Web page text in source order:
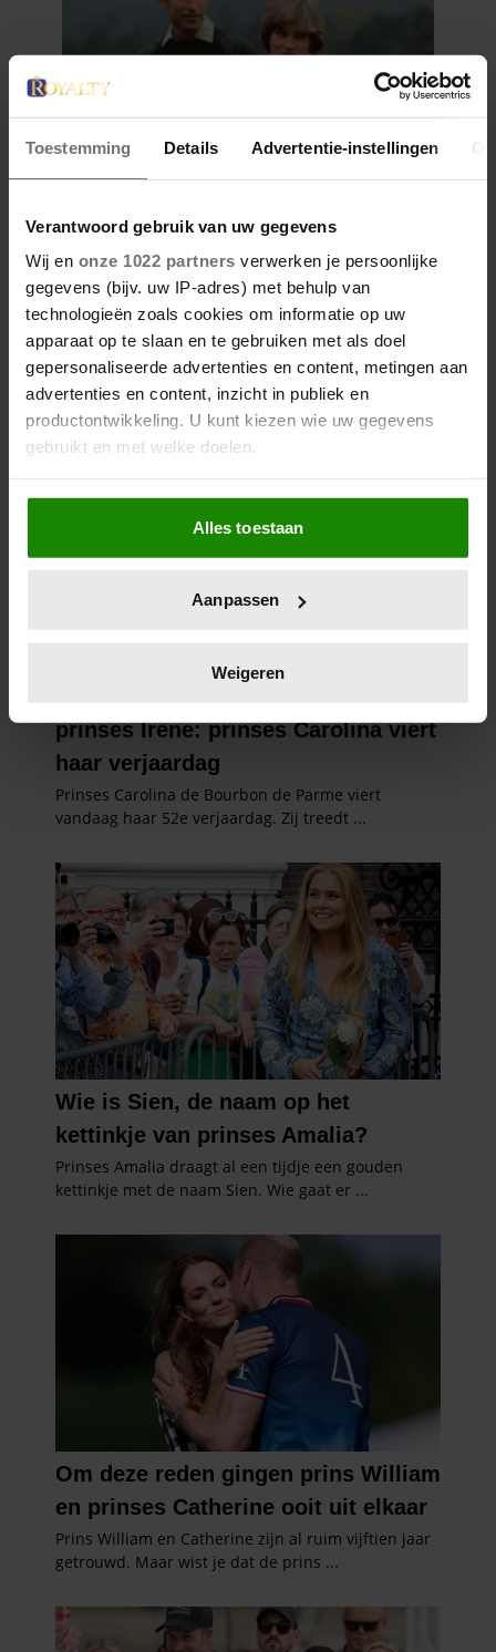
Toestemming Details Advertentie-instellingen
Verantwoord gebruik van uw gegevens
Wij en onze 1022 partners verwerken je persoonlijke
gegevens (bijv. uw IP-adres) met behulp van
technologieën zoals cookies om informatie op uw
apparaat op te slaan en te gebruiken met als doel
gepersonaliseerde advertenties en content, metingen aan
advertenties en content, inzicht in publiek en
productontwikkeling. U kunt kiezen wie uw gegevens
gebruikt en met welke doelen.
Als u het toestaat, willen we ook graag:
Informatie verzamelen over uw geografische
locatie, die tot een paar meter nauwkeurig kan zijn
scannen op specifieke eigenschappen (fingerprinting)
verwerkt en stel uw voorkeuren in het
intrekken in de Cookieverklaring.
We gebruiken cookies om content en advertenties te
personaliseren, om functies voor social media te bieden
en om ons websiteverkeer te analyseren. Ook delen we
partners voor social media, adverteren en analyse. Deze
partners kunnen deze gegevens combineren met andere
informatie die u aan ze heeft verstrekt of die ze hebben
verzameld op basis van uw gebruik van hun services. U
gaat akkoord met onze cookies als u onze website blijft
gebruiken.
Alles toestaan
Aanpassen
Weigeren
7 MOOIE UITSPRAKEN VAN
DIANA